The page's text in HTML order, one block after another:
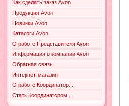
Как сделать заказ Avon
Продукция Avon
Новинки Avon
Каталоги Avon
О работе Представителя Avon
Информация о компании Avon
Обратная связь
Интернет-магазин
О работе Координатор...
Стать Координатором ...